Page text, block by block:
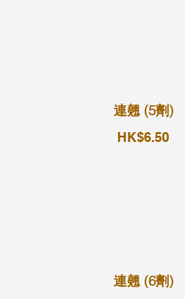
連翹 (5劑)
HK$6.50
連翹 (6劑)